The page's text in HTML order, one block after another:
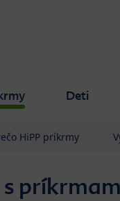
Deti
HiPP príkrmy